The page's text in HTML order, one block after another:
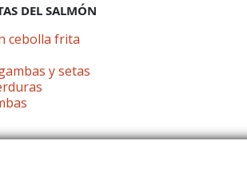
DEL SALMÓN
cebolla frita
y setas